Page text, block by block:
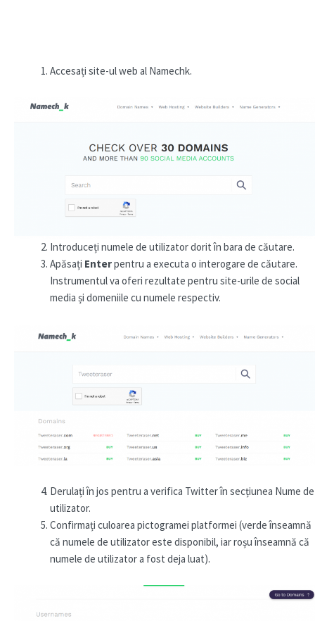
Accesați site-ul web al Namechk.
Introduceți numele de utilizator dorit în bara de căutare.
Apăsați Enterpentru a executa o interogare de căutare.
Instrumentul va oferi rezultate pentru site-urile de social
media și domeniile cu numele respectiv.
Derulați în jos pentru a verifica Twitter în secțiunea Nume de
utilizator.
Confirmați culoarea pictogramei platformei (verde înseamnă
că numele de utilizator este disponibil, iar roșu înseamnă că
numele de utilizator a fost deja luat).